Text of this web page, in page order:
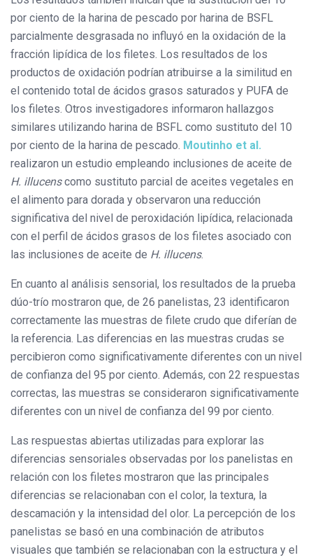
por ciento de la harina de pescado por harina de BSFL
parcialmente desgrasada no influyó en la oxidación de la
fracción lipídica de los filetes. Los resultados de los
productos de oxidación podrían atribuirse a la similitud en
el contenido total de ácidos grasos saturados y PUFA de
los filetes. Otros investigadores informaron hallazgos
similares utilizando harina de BSFL como sustituto del 10
por ciento de la harina de pescado. Moutinho et al.
realizaron un estudio empleando inclusiones de aceite de
H. illucenscomo sustituto parcial de aceites vegetales en
el alimento para dorada y observaron una reducción
significativa del nivel de peroxidación lipídica, relacionada
con el perfil de ácidos grasos de los filetes asociado con
las inclusiones de aceite de H. illucens.
En cuanto al análisis sensorial, los resultados de la prueba
dúo-trío mostraron que, de 26 panelistas, 23 identificaron
correctamente las muestras de filete crudo que diferían de
la referencia. Las diferencias en las muestras crudas se
percibieron como significativamente diferentes con un nivel
de confianza del 95 por ciento. Además, con 22 respuestas
correctas, las muestras se consideraron significativamente
diferentes con un nivel de confianza del 99 por ciento.
Las respuestas abiertas utilizadas para explorar las
diferencias sensoriales observadas por los panelistas en
relación con los filetes mostraron que las principales
diferencias se relacionaban con el color, la textura, la
descamación y la intensidad del olor. La percepción de los
panelistas se basó en una combinación de atributos
visuales que también se relacionaban con la estructura y el